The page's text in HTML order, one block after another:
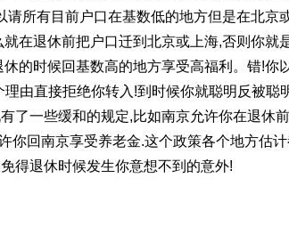
请所有目前户口在基数低的地方但是在北京
就在退休前把户口迁到北京或上海,否则你就
休的时候回基数高的地方享受高福利。错!你
由直接拒绝你转入 !到时候你就聪明反被聪
了一些缓和的规定,比如南京允许你在退休前
你回南京享受养老金.这个政策各个地方估
免得退休时候发生你意想不到的意外!